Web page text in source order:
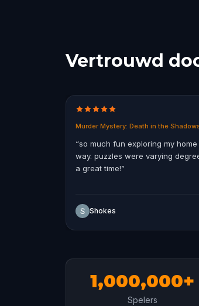
Vertrouwd
“so much fun exploring my
way. puzzles were varying
a great time!”
Shokes
1,000,000+
Spelers